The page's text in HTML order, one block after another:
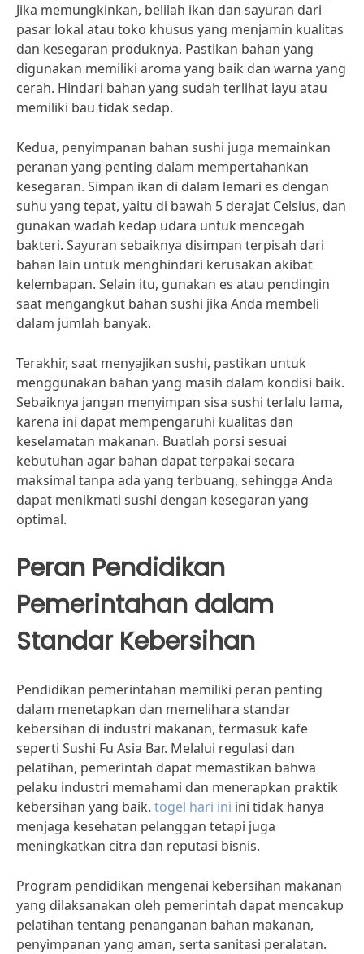
Jika memungkinkan, belilah ikan dan sayuran dari
pasar lokal atau toko khusus yang menjamin kualitas
dan kesegaran produknya. Pastikan bahan yang
digunakan memiliki aroma yang baik dan warna yang
cerah. Hindari bahan yang sudah terlihat layu atau
memiliki bau tidak sedap.
Kedua, penyimpanan bahan sushi juga memainkan
peranan yang penting dalam mempertahankan
kesegaran. Simpan ikan di dalam lemari es dengan
suhu yang tepat, yaitu di bawah 5 derajat Celsius, dan
gunakan wadah kedap udara untuk mencegah
bakteri. Sayuran sebaiknya disimpan terpisah dari
bahan lain untuk menghindari kerusakan akibat
kelembapan. Selain itu, gunakan es atau pendingin
saat mengangkut bahan sushi jika Anda membeli
dalam jumlah banyak.
Terakhir, saat menyajikan sushi, pastikan untuk
menggunakan bahan yang masih dalam kondisi baik.
Sebaiknya jangan menyimpan sisa sushi terlalu lama,
karena ini dapat mempengaruhi kualitas dan
keselamatan makanan. Buatlah porsi sesuai
kebutuhan agar bahan dapat terpakai secara
maksimal tanpa ada yang terbuang, sehingga Anda
dapat menikmati sushi dengan kesegaran yang
optimal.
Peran Pendidikan
Pemerintahan dalam
Standar Kebersihan
Pendidikan pemerintahan memiliki peran penting
dalam menetapkan dan memelihara standar
kebersihan di industri makanan, termasuk kafe
seperti Sushi Fu Asia Bar. Melalui regulasi dan
pelatihan, pemerintah dapat memastikan bahwa
pelaku industri memahami dan menerapkan praktik
kebersihan yang baik. togel hari ini ini tidak hanya
menjaga kesehatan pelanggan tetapi juga
meningkatkan citra dan reputasi bisnis.
Program pendidikan mengenai kebersihan makanan
yang dilaksanakan oleh pemerintah dapat mencakup
pelatihan tentang penanganan bahan makanan,
penyimpanan yang aman, serta sanitasi peralatan.